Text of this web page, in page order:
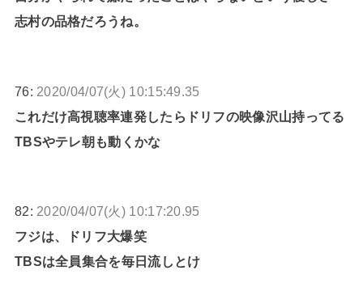
志村の品格だろうね。
76: 2020/04/07(火) 10:15:49.35
これだけ高視聴率連発したらドリフの映像沢山持ってる
TBSやテレ朝も動くかな
82: 2020/04/07(火) 10:17:20.95
フジは、ドリフ大爆笑
TBSは全員集合を毎日流しとけ